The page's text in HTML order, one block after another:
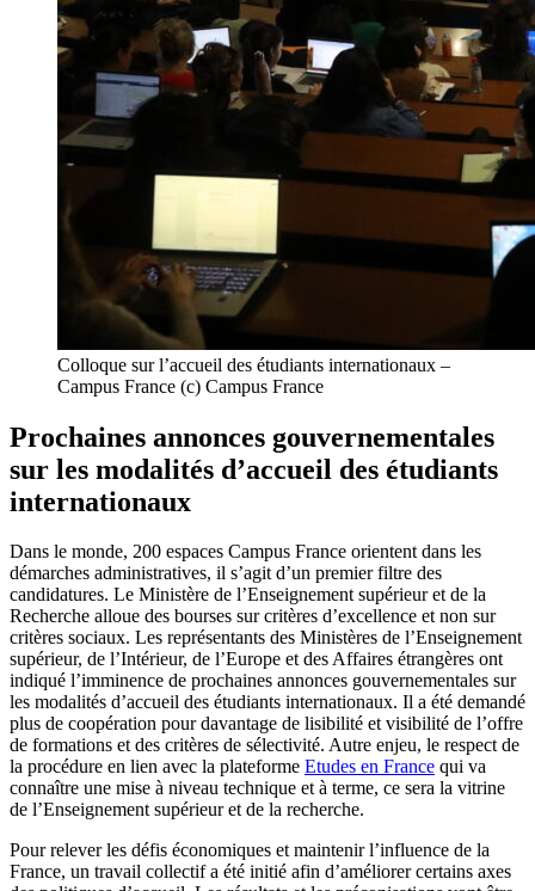
Colloque sur l’accueil des étudiants internationaux –
Campus France (c) Campus France
Prochaines annonces gouvernementales
sur les modalités d’accueil des étudiants
internationaux
Dans le monde, 200 espaces Campus France orientent dans les
démarches administratives, il s’agit d’un premier filtre des
candidatures. Le Ministère de l’Enseignement supérieur et de la
Recherche alloue des bourses sur critères d’excellence et non sur
critères sociaux. Les représentants des Ministères de l’Enseignement
supérieur, de l’Intérieur, de l’Europe et des Affaires étrangères ont
indiqué l’imminence de prochaines annonces gouvernementales sur
les modalités d’accueil des étudiants internationaux. Il a été demandé
plus de coopération pour davantage de lisibilité et visibilité de l’offre
de formations et des critères de sélectivité. Autre enjeu, le respect de
la procédure en lien avec la plateforme Etudes en France qui va
connaître une mise à niveau technique et à terme, ce sera la vitrine
de l’Enseignement supérieur et de la recherche.
Pour relever les défis économiques et maintenir l’influence de la
France, un travail collectif a été initié afin d’améliorer certains axes